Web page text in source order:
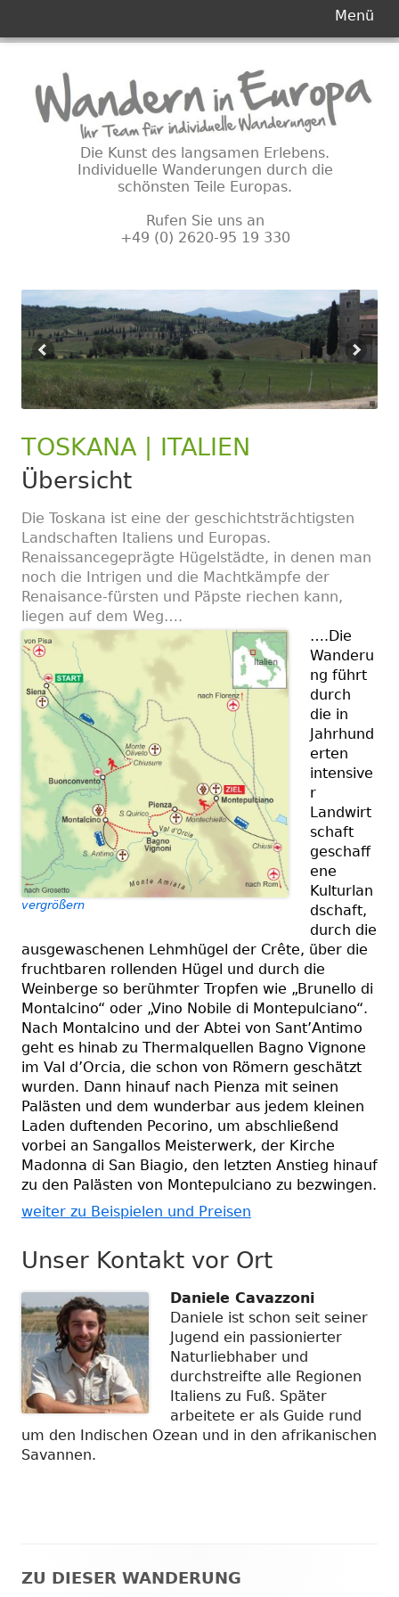
Inhalt
Die Kunst des langsamen Erlebens.
Individuelle Wanderungen durch die
schönsten Teile Europas.
Rufen Sie uns an
+49 (0) 2620-95 19 330
Menü
TOSKANA | ITALIEN
Übersicht
Die Toskana ist eine der geschichtsträchtigsten
Landschaften Italiens und Europas.
Renaissancegeprägte Hügelstädte, in denen man
noch die Intrigen und die Machtkämpfe der
Renaisance-fürsten und Päpste riechen kann,
liegen auf dem Weg….
vergrößern
….Die
Wanderu
ng führt
durch
die in
Jahrhund
erten
intensive
r
Landwirt
schaft
geschaff
ene
Kulturlan
dschaft,
durch die
ausgewaschenen Lehmhügel der Crête, über die
fruchtbaren rollenden Hügel und durch die
Weinberge so berühmter Tropfen wie „Brunello di
Montalcino“ oder „Vino Nobile di Montepulciano“.
Nach Montalcino und der Abtei von Sant’Antimo
geht es hinab zu Thermalquellen Bagno Vignone
im Val d’Orcia, die schon von Römern geschätzt
wurden. Dann hinauf nach Pienza mit seinen
Palästen und dem wunderbar aus jedem kleinen
Laden duftenden Pecorino, um abschließend
vorbei an Sangallos Meisterwerk, der Kirche
Madonna di San Biagio, den letzten Anstieg hinauf
zu den Palästen von Montepulciano zu bezwingen.
weiter zu Beispielen und Preisen
Unser Kontakt vor Ort
Daniele Cavazzoni
Daniele ist schon seit seiner
Jugend ein passionierter
Naturliebhaber und
durchstreifte alle Regionen
Italiens zu Fuß. Später
arbeitete er als Guide rund
um den Indischen Ozean und in den afrikanischen
Savannen.
Haupt-
ZU DIESER WANDERUNG